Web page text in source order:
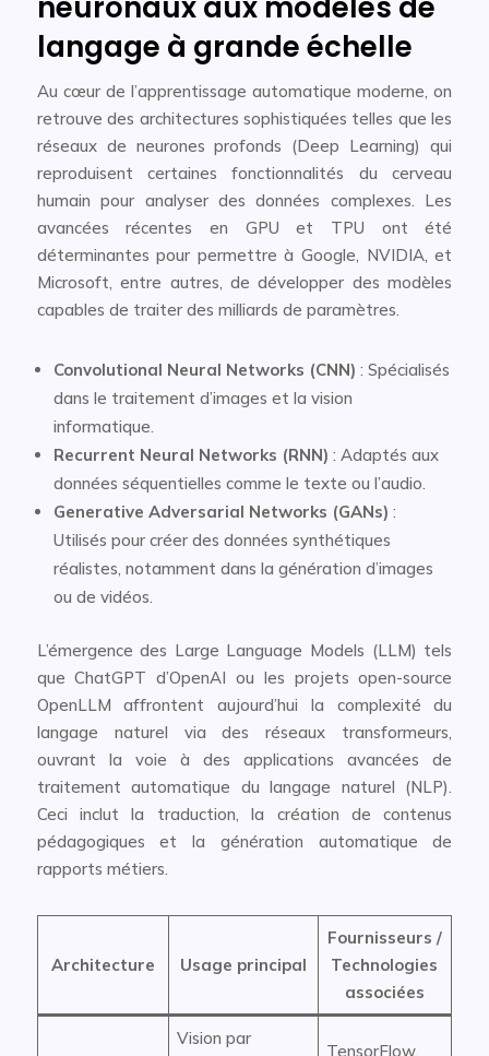
langage à grande échelle
Au cœur de l’apprentissage automatique moderne, on
retrouve des architectures sophistiquées telles que les
réseaux de neurones profonds (Deep Learning) qui
reproduisent certaines fonctionnalités du cerveau
humain pour analyser des données complexes. Les
avancées récentes en GPU et TPU ont été
déterminantes pour permettre à Google, NVIDIA, et
Microsoft, entre autres, de développer des modèles
capables de traiter des milliards de paramètres.
Convolutional Neural Networks (CNN) : Spécialisés
dans le traitement d’images et la vision
informatique.
Recurrent Neural Networks (RNN) : Adaptés aux
données séquentielles comme le texte ou l’audio.
Generative Adversarial Networks (GANs) :
Utilisés pour créer des données synthétiques
réalistes, notamment dans la génération d’images
ou de vidéos.
L’émergence des Large Language Models (LLM) tels
que ChatGPT d’OpenAI ou les projets open-source
OpenLLM affrontent aujourd’hui la complexité du
langage naturel via des réseaux transformeurs,
ouvrant la voie à des applications avancées de
traitement automatique du langage naturel (NLP).
Ceci inclut la traduction, la création de contenus
pédagogiques et la génération automatique de
rapports métiers.
Architecture Usage principal
Fournisseurs /
Technologies
associées
Vision par
TensorFlow,